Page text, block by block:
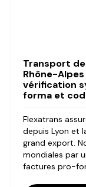
Transport
Rhône-
vérification
forma et
Flexatrans
depuis Lyon et
grand export.
mondiales par
factures pro-